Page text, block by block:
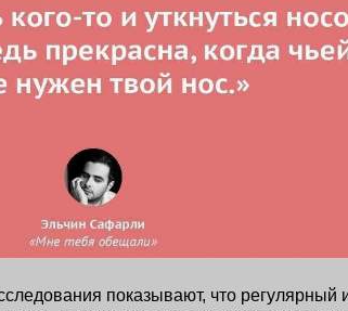
показывают, что